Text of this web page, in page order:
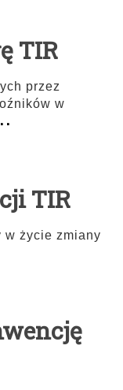
TIR
przez
w
TIR
w życie zmiany